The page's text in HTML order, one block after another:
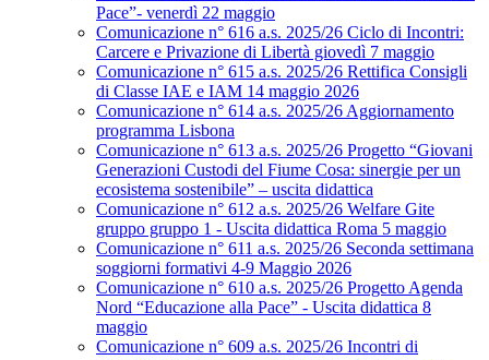
Pace”- venerdì 22 maggio
Comunicazione n° 616 a.s. 2025/26 Ciclo di Incontri:
Carcere e Privazione di Libertà giovedì 7 maggio
Comunicazione n° 615 a.s. 2025/26 Rettifica Consigli
di Classe IAE e IAM 14 maggio 2026
Comunicazione n° 614 a.s. 2025/26 Aggiornamento
programma Lisbona
Comunicazione n° 613 a.s. 2025/26 Progetto “Giovani
Generazioni Custodi del Fiume Cosa: sinergie per un
ecosistema sostenibile” – uscita didattica
Comunicazione n° 612 a.s. 2025/26 Welfare Gite
gruppo gruppo 1 - Uscita didattica Roma 5 maggio
Comunicazione n° 611 a.s. 2025/26 Seconda settimana
soggiorni formativi 4-9 Maggio 2026
Comunicazione n° 610 a.s. 2025/26 Progetto Agenda
Nord “Educazione alla Pace” - Uscita didattica 8
maggio
Comunicazione n° 609 a.s. 2025/26 Incontri di